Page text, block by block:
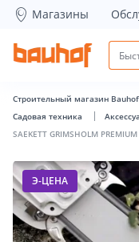
SAEKETTМагазины
Строительный магазин Bauhof
Садовая техника
SAEKETT GRIMSHOLM
Э-ЦЕНА